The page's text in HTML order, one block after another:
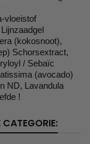
vloeistof
(kokosnoot),
Schorsextract,
/ Sebaïc
(avocado)
ND, Lavandula
!
CATEGORIE: